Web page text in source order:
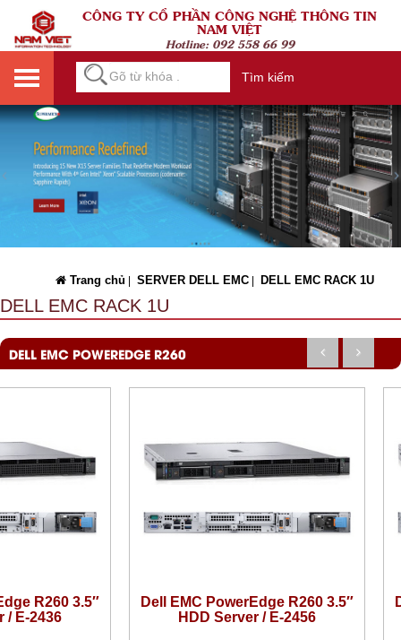
CÔNG TY CỔ PHẦN CÔNG NGHỆ THÔNG TIN
NAM VIỆT
Hotline: 092 558 66 99
Tìm kiếm
Trang chủ SERVER DELL EMC DELL EMC RACK 1U
DELL EMC RACK 1U
DELL EMC POWEREDGE R260
R260 3.5″
/ E-2436
Dell EMC PowerEdge R260 3.5″
HDD Server / E-2456